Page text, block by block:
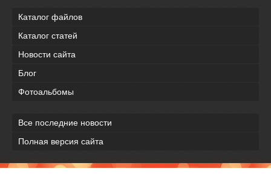
Каталог файлов
Каталог статей
Новости сайта
Блог
Фотоальбомы
Все последние новости
Полная версия сайта